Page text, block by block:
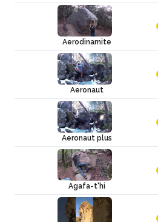
Aerodinamite
Aeronaut
Aeronaut plus
Agafa-t'hi